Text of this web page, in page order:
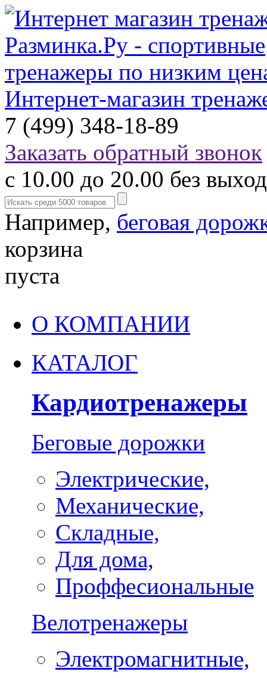
Интернет-магазин
7 (499) 348-18-89
Заказать обратный звонок
с 10.00 до 20.00 без
Например, беговая
корзина
пуста
О КОМПАНИИ
КАТАЛОГ
Кардиотренажеры
Беговые дорожки
Электрические,
Механические,
Складные,
Для дома,
Проффесиональные
Велотренажеры
Электромагнитные,